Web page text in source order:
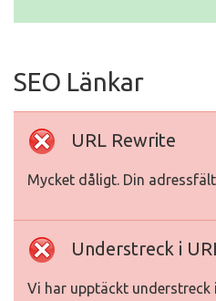
SEO Länkar
URL Rewrite
Mycket dåligt. Din
Understreck i
Vi har upptäckt understreck